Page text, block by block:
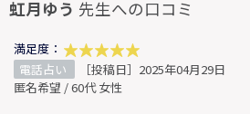
虹月ゆう 先生への口コミ
満足度：
電話占い
［投稿日］2025年04月29日
匿名希望 / 60代 女性